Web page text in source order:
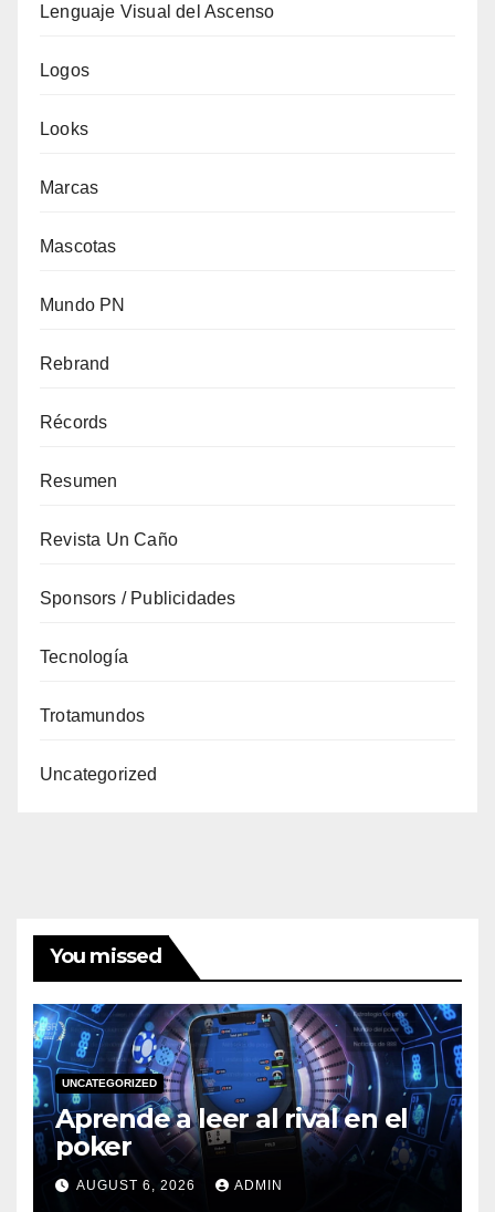
Lenguaje Visual del Ascenso
Logos
Looks
Marcas
Mascotas
Mundo PN
Rebrand
Récords
Resumen
Revista Un Caño
Sponsors / Publicidades
Tecnología
Trotamundos
Uncategorized
You missed
UNCATEGORIZED
Aprende a leer al rival en el
poker
AUGUST 6, 2026 ADMIN